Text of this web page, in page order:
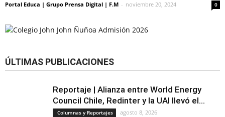
Portal Educa | Grupo Prensa Digital | F.M - noviembre 20, 2024 0
ÚLTIMAS PUBLICACIONES
Reportaje | Alianza entre World Energy
Council Chile, Redinter y la UAI llevó el...
Columnas y Reportajes agosto 8, 2026